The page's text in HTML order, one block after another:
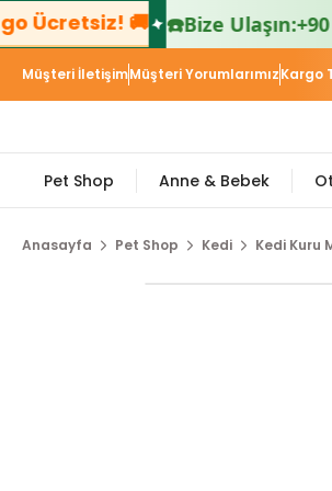
🚚 ☎️Bize Ulaşın:+90
Müşteri İletişimMüşteri YorumlarımızKargo
Pet Shop Anne & Bebek
Anasayfa Pet Shop Kedi Kedi Kuru